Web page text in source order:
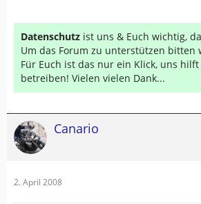
Datenschutz ist uns & Euch wichtig,
Um das Forum zu unterstützen
Für Euch ist das nur ein Klick, uns hilft
betreiben! Vielen vielen Dank...
Canario
2. April 2008